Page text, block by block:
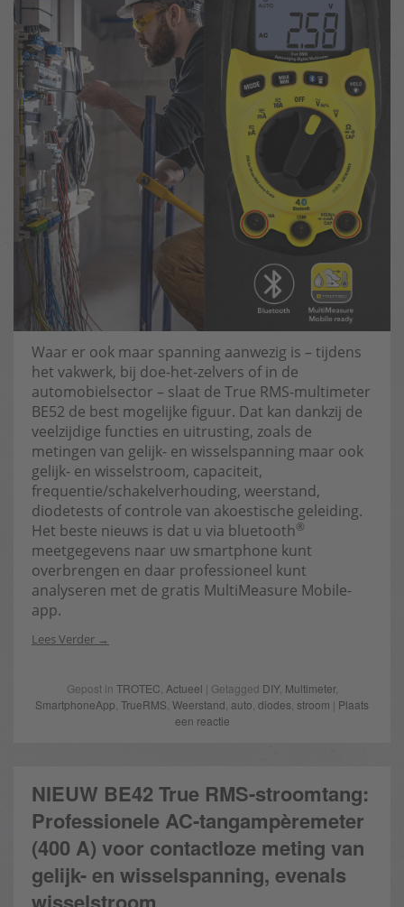
Waar er ook maar spanning aanwezig is – tijdens
het vakwerk, bij doe-het-zelvers of in de
automobielsector – slaat de True RMS-multimeter
BE52 de best mogelijke figuur. Dat kan dankzij de
veelzijdige functies en uitrusting, zoals de
metingen van gelijk- en wisselspanning maar ook
gelijk- en wisselstroom, capaciteit,
frequentie/schakelverhouding, weerstand,
diodetests of controle van akoestische geleiding.
Het beste nieuws is dat u via bluetooth®
meetgegevens naar uw smartphone kunt
overbrengen en daar professioneel kunt
analyseren met de gratis MultiMeasure Mobile-
app.
Lees Verder
Gepost in TROTEC Actueel | Getagged DIY, Multimeter,
SmartphoneApp TrueRMS Weerstand auto diodes stroom | Plaats
een reactie
NIEUW BE42 True RMS-stroomtang:
Professionele AC-tangampèremeter
(400 A) voor contactloze meting van
gelijk- en wisselspanning, evenals